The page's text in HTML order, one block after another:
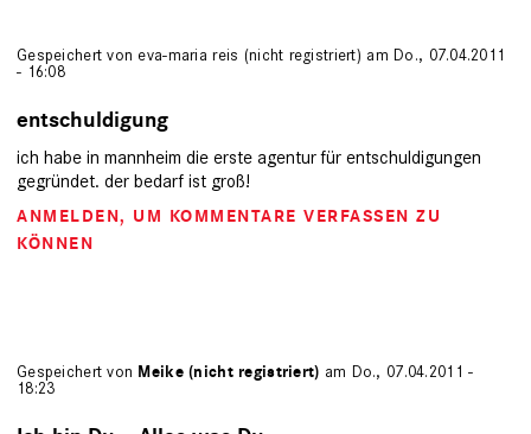
Gespeichert von eva-maria reis (nicht registriert) am Do., 07.04.2011
- 16:08
entschuldigung
ich habe in mannheim die erste agentur für entschuldigungen
gegründet. der bedarf ist groß!
ANMELDEN, UM KOMMENTARE VERFASSEN ZU
KÖNNEN
Gespeichert von Meike (nicht registriert) am Do., 07.04.2011 -
18:23